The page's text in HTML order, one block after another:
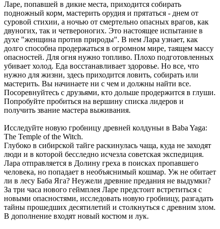
Ларе, попавшей в дикие места, приходится собирать
подножный корм, мастерить орудия и прятаться - днем от
суровой стихии, а ночью от смертельно опасных врагов, как
двуногих, так и четвероногих. Это настоящее испытание в
духе "женщина против природы". В нем Лара узнает, как
долго способна продержаться в огромном мире, таящем массу
опасностей. Для огня нужно топливо. Плохо подготовленных
убивает холод. Еда восстанавливает здоровье. Но все, что
нужно для жизни, здесь приходится ловить, собирать или
мастерить. Вы начинаете ни с чем и должны найти все.
Посоревнуйтесь с друзьями, кто дольше продержится в глуши.
Попробуйте пробиться на вершину списка лидеров и
получить звание мастера выживания.
Исследуйте новую гробницу древней колдуньи в Baba Yaga:
The Temple of the Witch.
Глубоко в сибирской тайге раскинулась чаща, куда не заходят
люди и в которой бесследно исчезла советская экспедиция.
Лара отправляется в Долину греха в поисках пропавшего
человека, но попадает в необъяснимый кошмар. Уж не обитает
ли в лесу Баба Яга? Неужели древние предания не выдумки?
За три часа нового геймплея Ларе предстоит встретиться с
новыми опасностями, исследовать новую гробницу, разгадать
тайны прошедших десятилетий и столкнуться с древним злом.
В дополнение входят новый костюм и лук.